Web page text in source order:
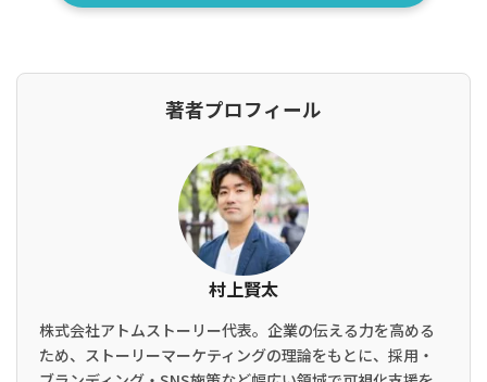
著者プロフィール
村上賢太
株式会社アトムストーリー代表。企業の伝える力を高める
ため、ストーリーマーケティングの理論をもとに、採用・